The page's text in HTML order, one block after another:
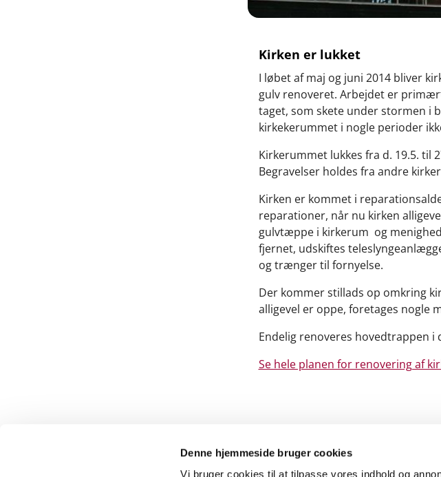
Denne hjemmeside bruger cookies
Vi bruger cookies til at tilpasse vores indhold og
Kirken er lukket
I løbet af maj og juni 2014 bliver
gulv renoveret. Arbejdet er
taget, som skete under stormen i
kirkekerummet i nogle perioder
Kirkerummet lukkes fra d. 19.5. til
Begravelser holdes fra andre
Kirken er kommet i
reparationer, når nu kirken
gulvtæppe i kirkerum og
fjernet, udskiftes
og trænger til fornyelse.
Der kommer stillads op omkring
alligevel er oppe, foretages nogle
Endelig renoveres hovedtrappen
Se hele planen for renovering af